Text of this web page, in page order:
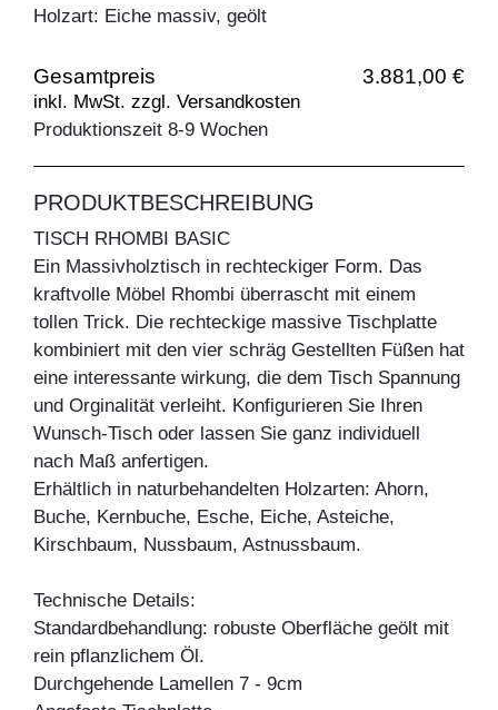
Holzart: Eiche massiv, geölt
Gesamtpreis 3.881,00 €
inkl. MwSt. zzgl. Versandkosten
Produktionszeit 8-9 Wochen
PRODUKTBESCHREIBUNG
TISCH RHOMBI BASIC
Ein Massivholztisch in rechteckiger Form. Das
kraftvolle Möbel Rhombi überrascht mit einem
tollen Trick. Die rechteckige massive Tischplatte
kombiniert mit den vier schräg Gestellten Füßen hat
eine interessante wirkung, die dem Tisch Spannung
und Orginalität verleiht. Konfigurieren Sie Ihren
Wunsch-Tisch oder lassen Sie ganz individuell
nach Maß anfertigen.
Erhältlich in naturbehandelten Holzarten: Ahorn,
Buche, Kernbuche, Esche, Eiche, Asteiche,
Kirschbaum, Nussbaum, Astnussbaum.
Technische Details:
Standardbehandlung: robuste Oberfläche geölt mit
rein pflanzlichem Öl.
Durchgehende Lamellen 7 - 9cm